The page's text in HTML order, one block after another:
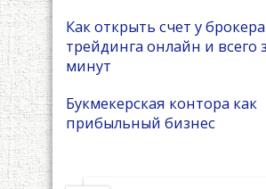
Как открыть счет у
трейдинга онлайн и всего
минут
Букмекерская контора как
прибыльный бизнес